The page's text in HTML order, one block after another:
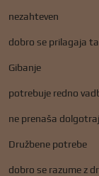
nezahteven
dobro se prilagaja
Gibanje
potrebuje redno
ne prenaša
Družbene potrebe
dobro se razume z